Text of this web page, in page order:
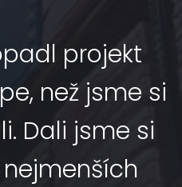
projekt
než jsme si
Dali jsme si